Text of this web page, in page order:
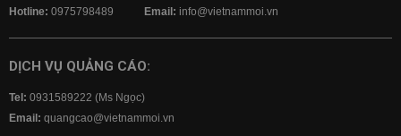
Hotline: 0975798489 Email: info@vietnammoi.vn
DỊCH VỤ QUẢNG CÁO:
Tel: 0931589222 (Ms Ngọc)
Email: quangcao@vietnammoi.vn